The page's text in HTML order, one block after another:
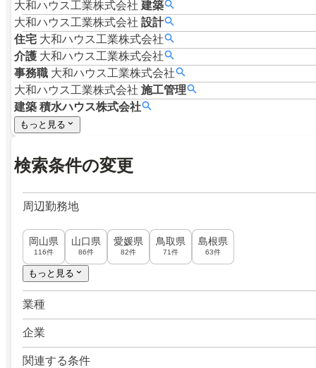
大和ハウス工業株式会社 建築
大和ハウス工業株式会社 設計
住宅 大和ハウス工業株式会社
介護 大和ハウス工業株式会社
事務職 大和ハウス工業株式会社
大和ハウス工業株式会社 施工管理
建築 積水ハウス株式会社
もっと見る
検索条件の変更
周辺勤務地
岡山県
116件
山口県
86件
愛媛県
82件
鳥取県
71件
島根県
63件
もっと見る
業種
企業
関連する条件